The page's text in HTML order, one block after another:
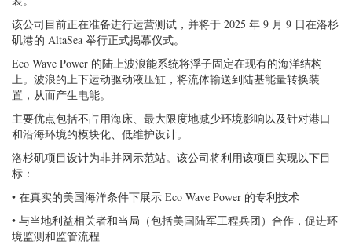
该公司目前正在准备进行运营测试，并将于 2025 年 9 月 9 日在洛杉
矶港的 AltaSea 举行正式揭幕仪式。
Eco Wave Power 的陆上波浪能系统将浮子固定在现有的海洋结构
上。波浪的上下运动驱动液压缸，将流体输送到陆基能量转换装
置，从而产生电能。
主要优点包括不占用海床、最大限度地减少环境影响以及针对港口
和沿海环境的模块化、低维护设计。
洛杉矶项目设计为非并网示范站。该公司将利用该项目实现以下目
标：
• 在真实的美国海洋条件下展示 Eco Wave Power 的专利技术
• 与当地利益相关者和当局（包括美国陆军工程兵团）合作，促进环
境监测和监管流程